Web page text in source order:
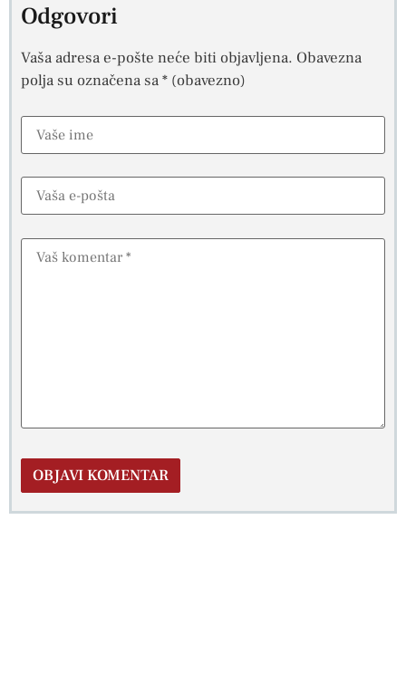
Odgovori
Vaša adresa e-pošte neće biti objavljena. Obavezna
polja su označena sa* (obavezno)